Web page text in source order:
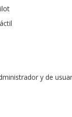
y de